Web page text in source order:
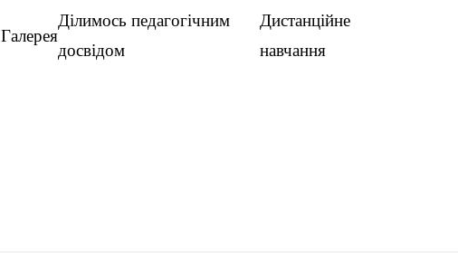
Галерея
Ділимось педагогічним
досвідом
Дистанційне
навчання